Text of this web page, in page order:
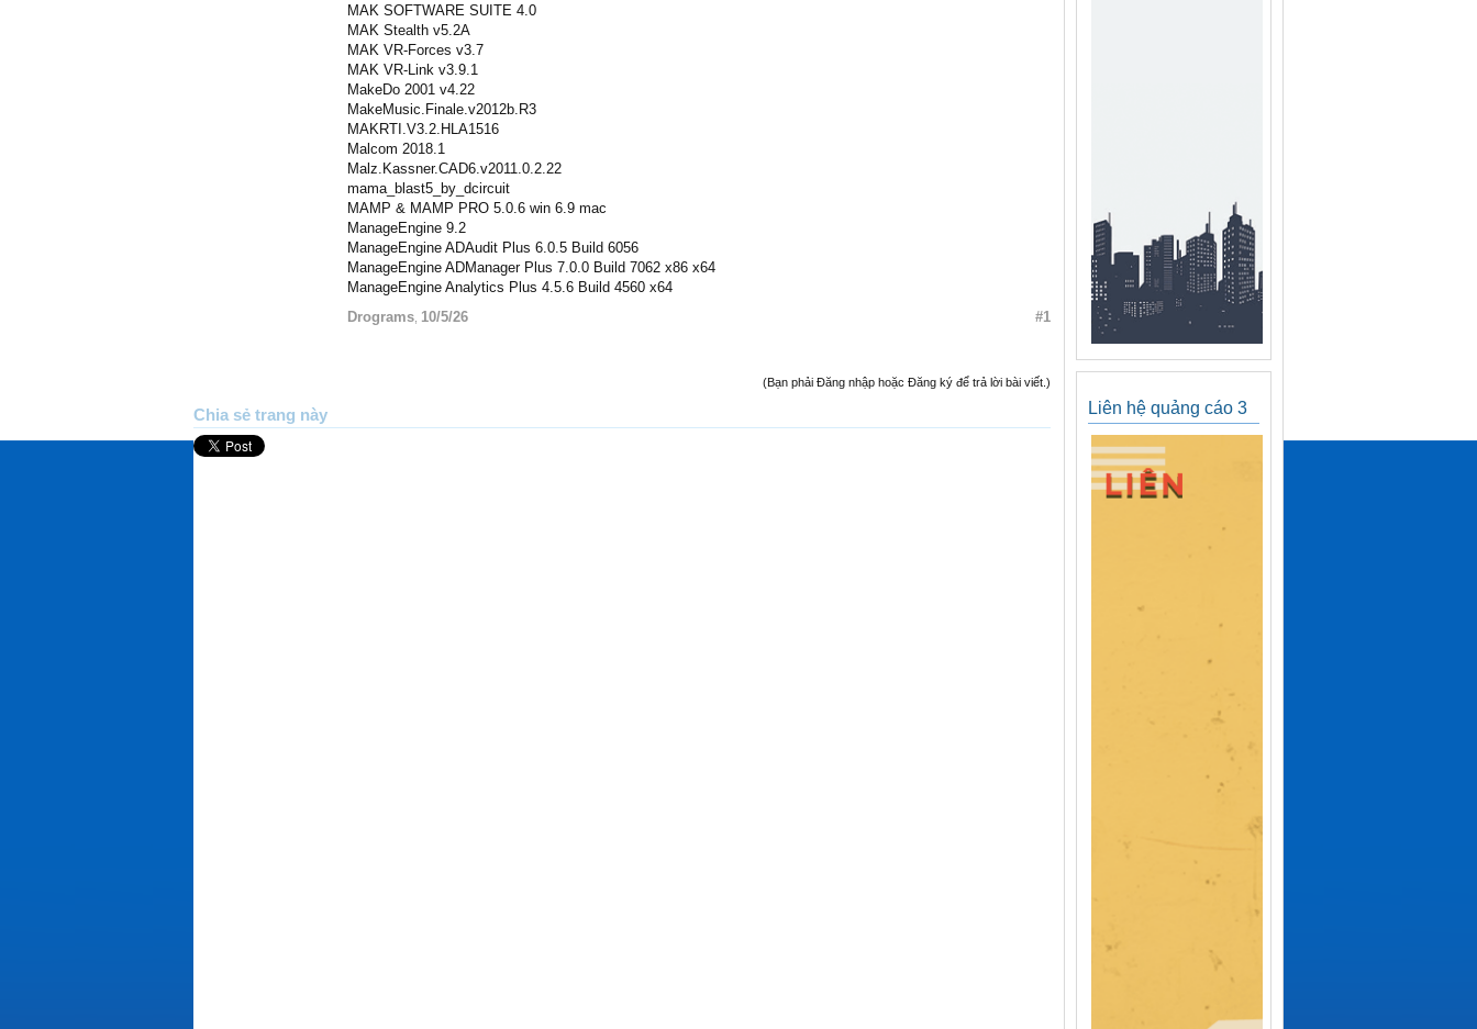
MAK SOFTWARE SUITE 4.0
MAK Stealth v5.2A
MAK VR-Forces v3.7
MAK VR-Link v3.9.1
MakeDo 2001 v4.22
MakeMusic.Finale.v2012b.R3
MAKRTI.V3.2.HLA1516
Malcom 2018.1
Malz.Kassner.CAD6.v2011.0.2.22
mama_blast5_by_dcircuit
MAMP & MAMP PRO 5.0.6 win 6.9 mac
ManageEngine 9.2
ManageEngine ADAudit Plus 6.0.5 Build 6056
ManageEngine ADManager Plus 7.0.0 Build 7062 x86 x64
ManageEngine Analytics Plus 4.5.6 Build 4560 x64
Drograms 10/5/26 #1
(Bạn phải Đăng nhập hoặc Đăng ký để trả lời bài viết.)
Chia sẻ trang này Liên hệ quảng cáo 3